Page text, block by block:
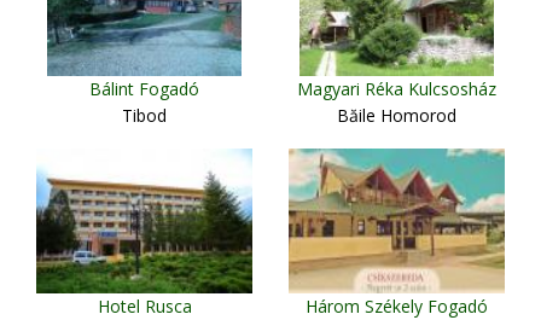
Bálint Fogadó
Tibod
Magyari Réka Kulcsosház
Băile Homorod
Hotel Rusca
Három Székely Fogadó